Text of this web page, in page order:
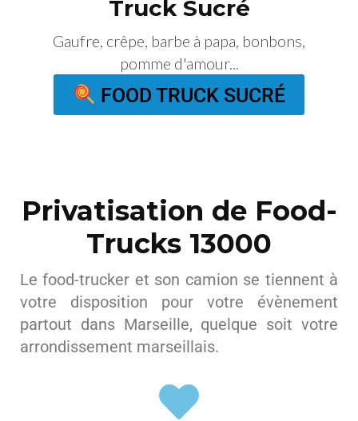
Truck Sucré
Gaufre, crêpe, barbe à papa, bonbons,
pomme d'amour...
FOOD TRUCK SUCRÉ
Privatisation de Food-
Trucks 13000
Le food-trucker et son camion se tiennent à
votre disposition pour votre évènement
partout dans Marseille, quelque soit votre
arrondissement marseillais.